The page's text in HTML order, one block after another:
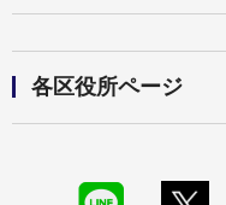
各区役所ページ